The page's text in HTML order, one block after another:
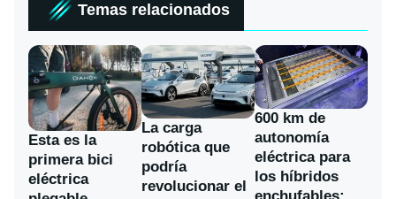
Temas relacionados
Esta es la
primera bici
eléctrica
La carga
robótica que
podría
revolucionar el
600 km de
autonomía
eléctrica para
los híbridos